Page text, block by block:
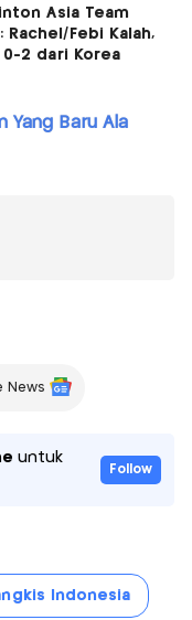
Asia Team
Febi Kalah,
2 dari Korea
Yang Baru Ala
News
untuk
Follow
Indonesia